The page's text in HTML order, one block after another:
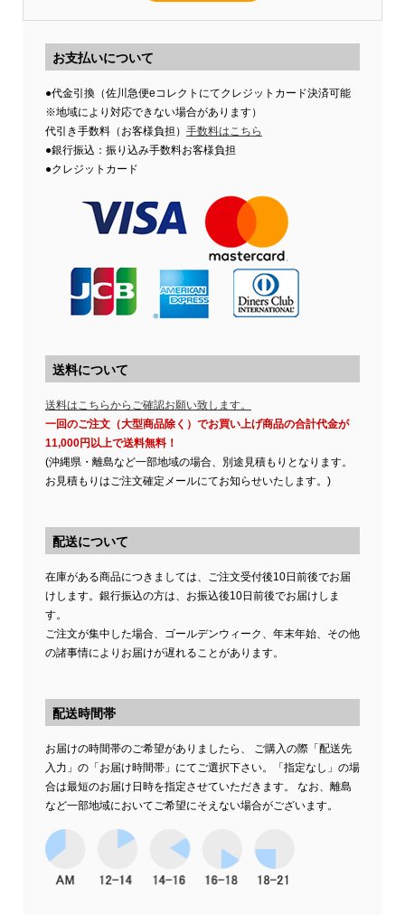
お支払いについて
●代金引換（佐川急便eコレクトにてクレジットカード決済可能
※地域により対応できない場合があります）
代引き手数料（お客様負担） 手数料はこちら
●銀行振込：振り込み手数料お客様負担
●クレジットカード
送料について
送料はこちらからご確認お願い致します。
一回のご注文（大型商品除く）でお買い上げ商品の合計代金が
11,000円以上で送料無料！
(沖縄県・離島など一部地域の場合、別途見積もりとなります。
お見積もりはご注文確定メールにてお知らせいたします。)
配送について
在庫がある商品につきましては、ご注文受付後10日前後でお届
けします。銀行振込の方は、お振込後10日前後でお届けしま
す。
ご注文が集中した場合、ゴールデンウィーク、年末年始、その他
の諸事情によりお届けが遅れることがあります。
配送時間帯
お届けの時間帯のご希望がありましたら、 ご購入の際「配送先
入力」の「お届け時間帯」にてご選択下さい。「指定なし」の場
合は最短のお届け日時を指定させていただきます。 なお、離島
など一部地域においてご希望にそえない場合がございます。